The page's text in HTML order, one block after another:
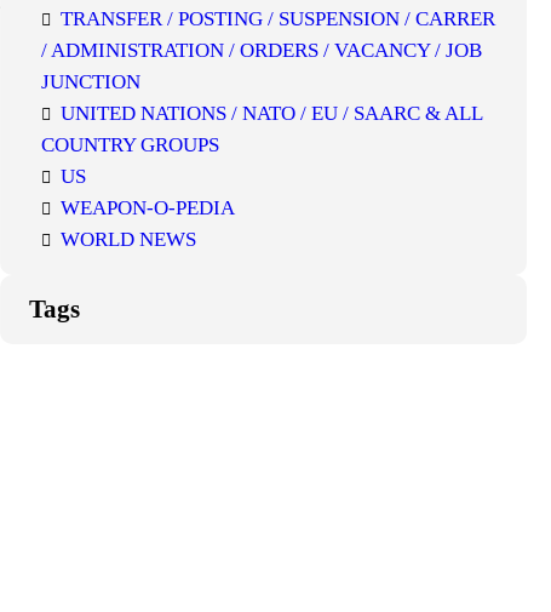
TRANSFER / POSTING / SUSPENSION / CARRER
/ ADMINISTRATION / ORDERS / VACANCY / JOB
JUNCTION
UNITED NATIONS / NATO / EU / SAARC & ALL
COUNTRY GROUPS
US
WEAPON-O-PEDIA
WORLD NEWS
Tags